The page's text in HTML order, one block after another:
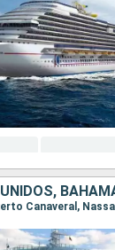
Canaveral,